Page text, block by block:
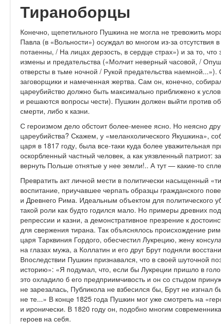
Тираноборцы
Конечно, щепетильного Пушкина не могла не тревожить
Павла (в «Вольности») осуждал во многом из-за отсутствия
потаенны, / На лицах дерзость, в сердце страх») и за то,
измены и предательства («Молчит неверный часовой, /
отверсты в тьме ночной / Рукой предательства
заговорщики и намеченная жертва. Сам он, конечно,
цареубийство должно быть максимально приближено к
и решаются вопросы чести). Пушкин должен выйти против
смерти, либо к казни.
С героизмом дело обстоит более-менее ясно. Но неясно
цареубийства? Скажем, у «меланхолического Якушкина»,
царя в 1817 году, была все-таки куда более уважительная
оскорбленный частный человек, а как уязвленный патриот:
вернуть Польше отнятые у нее земли!.. А тут — какие-то
Превратить акт личной мести в политически насыщенный
воспитание, приучавшее черпать образцы гражданского
и Древнего Рима. Идеальным объектом для политического
такой роли как будто годился мало. Но примеры древних
репрессии и казни, а демонстративное презрение к
для свержения тирана. Так объяснялось происхождение
царя Тарквиния Гордого, обесчестил Лукрецию, жену
на глазах мужа, а Коллатин и его друг Брут подняли
Впоследствии Пушкин признавался, что в своей шуточной
историю»: «Я подумал, что, если бы Лукреции пришло в
это охладило б его предприимчивость и он со стыдом
не зарезалась, Публикола не взбесился бы, Брут не
не те...» В конце 1825 года Пушкин мог уже смотреть на
и иронически. В 1820 году он, подобно многим
героев на себя.